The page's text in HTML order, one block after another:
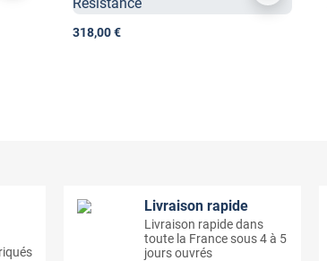
318,00 €
Livraison rapide
Livraison rapide dans
toute la France sous 4 à 5
jours ouvrés